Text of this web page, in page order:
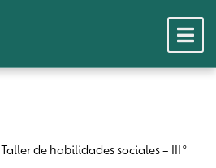
Taller de habilidades sociales – III°